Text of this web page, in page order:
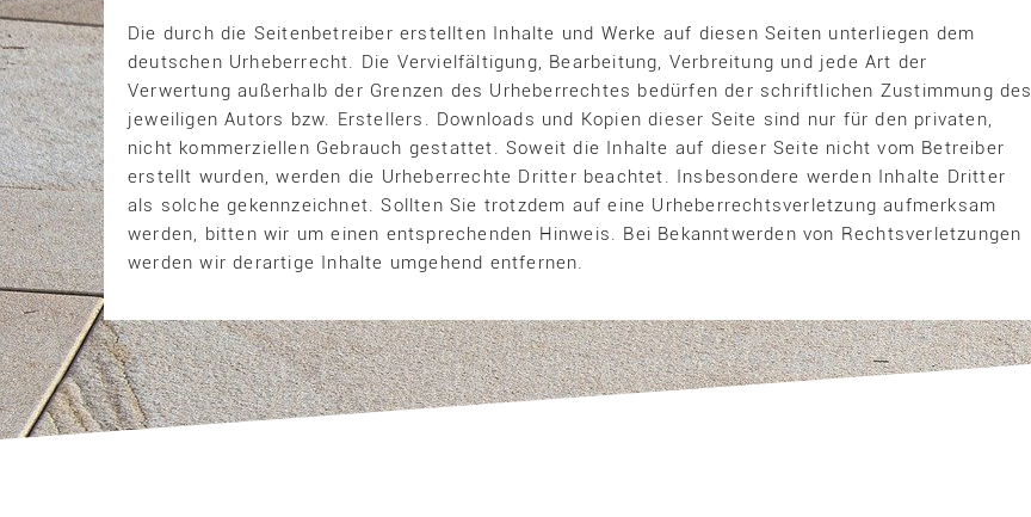
Die durch die Seitenbetreiber erstellten Inhalte und Werke auf diesen Seiten unterliegen dem
deutschen Urheberrecht. Die Vervielfältigung, Bearbeitung, Verbreitung und jede Art der
Verwertung außerhalb der Grenzen des Urheberrechtes bedürfen der schriftlichen Zustimmung des
jeweiligen Autors bzw. Erstellers. Downloads und Kopien dieser Seite sind nur für den privaten,
nicht kommerziellen Gebrauch gestattet. Soweit die Inhalte auf dieser Seite nicht vom Betreiber
erstellt wurden, werden die Urheberrechte Dritter beachtet. Insbesondere werden Inhalte Dritter
als solche gekennzeichnet. Sollten Sie trotzdem auf eine Urheberrechtsverletzung aufmerksam
werden, bitten wir um einen entsprechenden Hinweis. Bei Bekanntwerden von Rechtsverletzungen
werden wir derartige Inhalte umgehend entfernen.